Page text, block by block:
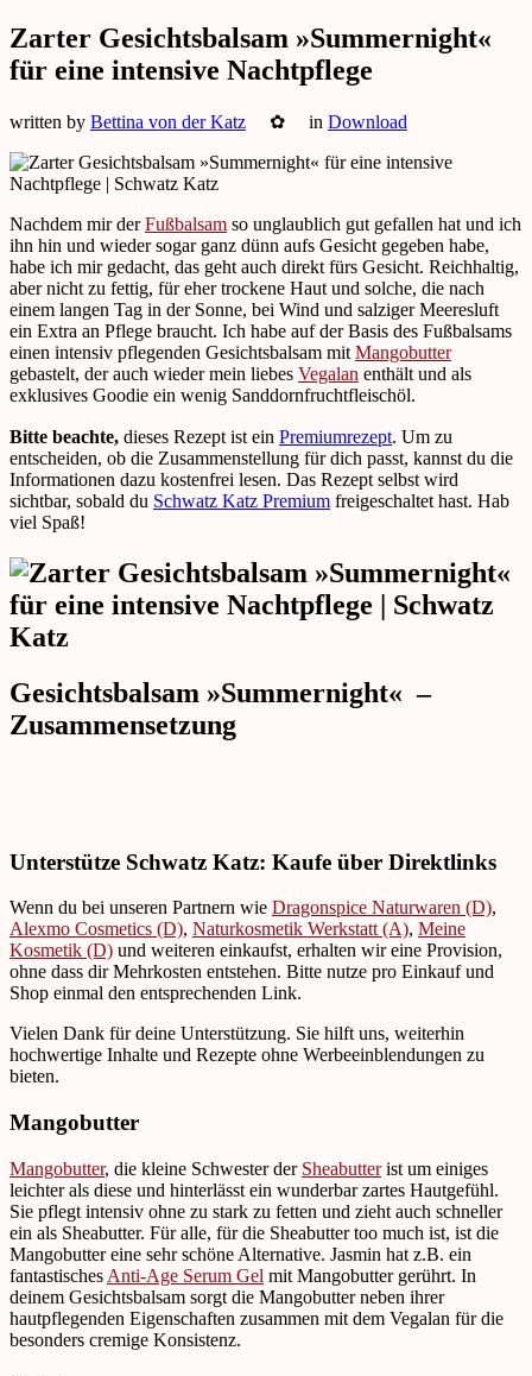
Zarter Gesichtsbalsam »Summernight«
für eine intensive Nachtpflege
written by Bettina von der Katz ✿ in Download
Nachdem mir derFußbalsam so unglaublich gut gefallen hat und ich
ihn hin und wieder sogar ganz dünn aufs Gesicht gegeben habe,
habe ich mir gedacht, das geht auch direkt fürs Gesicht. Reichhaltig,
aber nicht zu fettig, für eher trockene Haut und solche, die nach
einem langen Tag in der Sonne, bei Wind und salziger Meeresluft
ein Extra an Pflege braucht. Ich habe auf der Basis des Fußbalsams
einen intensiv pflegenden Gesichtsbalsam mit Mangobutter
gebastelt, der auch wieder mein liebes Vegalan enthält und als
exklusives Goodie ein wenig Sanddornfruchtfleischöl.
Bitte beachte, dieses Rezept ist ein Premiumrezept. Um zu
entscheiden, ob die Zusammenstellung für dich passt, kannst du die
Informationen dazu kostenfrei lesen. Das Rezept selbst wird
sichtbar, sobald du Schwatz Katz Premium freigeschaltet hast. Hab
viel Spaß!
Gesichtsbalsam »Summernight« –
Zusammensetzung
Unterstütze Schwatz Katz: Kaufe über Direktlinks
Wenn du bei unseren Partnern wie Dragonspice Naturwaren (D),
Alexmo Cosmetics (D), Naturkosmetik Werkstatt (A), Meine
Kosmetik (D) und weiteren einkaufst, erhalten wir eine Provision,
ohne dass dir Mehrkosten entstehen. Bitte nutze pro Einkauf und
Shop einmal den entsprechenden Link.
Vielen Dank für deine Unterstützung. Sie hilft uns, weiterhin
hochwertige Inhalte und Rezepte ohne Werbeeinblendungen zu
bieten.
Mangobutter
Mangobutter, die kleine Schwester der Sheabutterist um einiges
leichter als diese und hinterlässt ein wunderbar zartes Hautgefühl.
Sie pflegt intensiv ohne zu stark zu fetten und zieht auch schneller
ein als Sheabutter. Für alle, für die Sheabutter too much ist, ist die
Mangobutter eine sehr schöne Alternative. Jasmin hat z.B. ein
fantastisches Anti-Age Serum Gel mit Mangobutter gerührt. In
deinem Gesichtsbalsam sorgt die Mangobutter neben ihrer
hautpflegenden Eigenschaften zusammen mit dem Vegalan für die
besonders cremige Konsistenz.